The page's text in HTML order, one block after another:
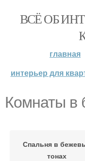
ВСЁ ОБ
главная
интерьер для
Комнаты в
Спальня в
тонах